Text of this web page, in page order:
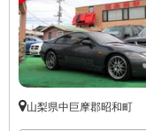
山梨県中巨摩郡昭和町